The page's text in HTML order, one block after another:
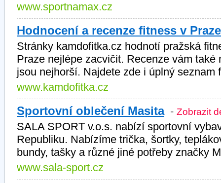
www.sportnamax.cz
Hodnocení a recenze fitness v Praze
Stránky kamdofitka.cz hodnotí pražská
Praze nejlépe zacvičit. Recenze vám
jsou nejhorší. Najdete zde i úplný seznam
www.kamdofitka.cz
Sportovní oblečení Masita - Zobrazit
SALA SPORT v.o.s. nabízí sportovní
Republiku. Nabízíme trička, šortky,
bundy, tašky a různé jiné potřeby značky
www.sala-sport.cz